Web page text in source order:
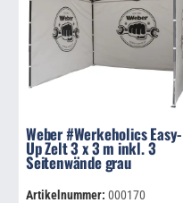
Weber #Werkeholics Easy-
Up Zelt 3 x 3 m inkl. 3
Seitenwände grau
Artikelnummer: 000170